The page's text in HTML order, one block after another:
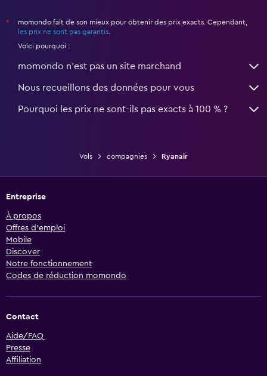
*
momondo fait de son mieux pour obtenir des prix exacts. Cependant,
les prix ne sont pas garantis
Voici pourquoi :
momondo n'est pas un site marchand
Nous recueillons des données pour vous
Pourquoi les prix ne sont-ils pas exacts à 100 % ?
Vols compagnies Ryanair
Entreprise
À propos
Offres d’emploi
Mobile
Discover
Notre fonctionnement
Codes de réduction momondo
Contact
Aide/FAQ
Presse
Affiliation